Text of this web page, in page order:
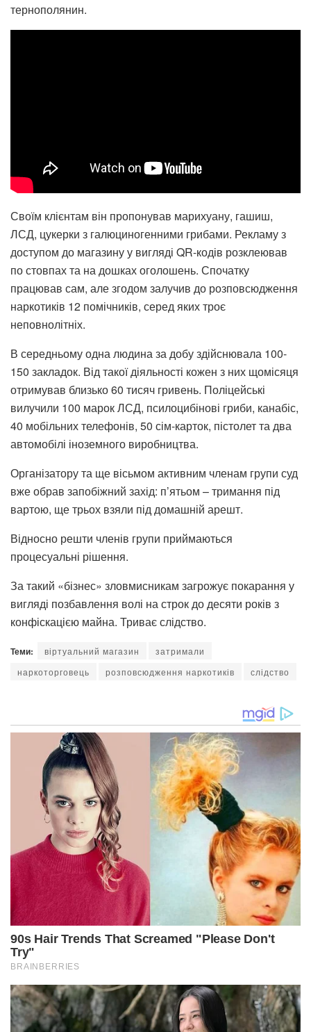
тернополянин.
Своїм клієнтам він пропонував марихуану, гашиш,
ЛСД, цукерки з галюциногенними грибами. Рекламу з
доступом до магазину у вигляді QR-кодів розклеював
по стовпах та на дошках оголошень. Спочатку
працював сам, але згодом залучив до розповсюдження
наркотиків 12 помічників, серед яких троє
неповнолітніх.
В середньому одна людина за добу здійснювала 100-
150 закладок. Від такої діяльності кожен з них щомісяця
отримував близько 60 тисяч гривень. Поліцейські
вилучили 100 марок ЛСД, псилоцибінові гриби, канабіс,
40 мобільних телефонів, 50 сім-карток, пістолет та два
автомобілі іноземного виробництва.
Організатору та ще вісьмом активним членам групи суд
вже обрав запобіжний захід: п’ятьом – тримання під
вартою, ще трьох взяли під домашній арешт.
Відносно решти членів групи приймаються
процесуальні рішення.
За такий «бізнес» зловмисникам загрожує покарання у
вигляді позбавлення волі на строк до десяти років з
конфіскацією майна. Триває слідство.
Теми: віртуальний магазин
затримали
наркоторговець
розповсюдження наркотиків слідство